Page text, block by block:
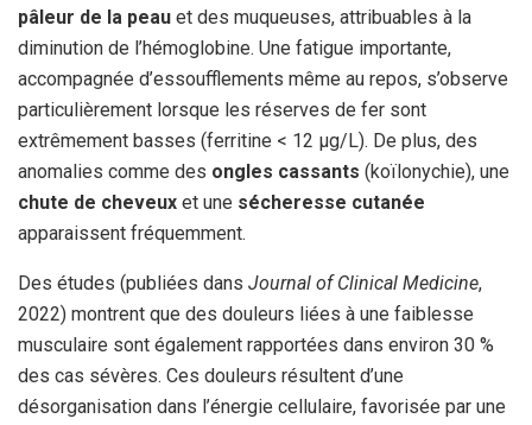
pâleur de la peau et des muqueuses, attribuables à la
diminution de l’hémoglobine. Une fatigue importante,
accompagnée d’essoufflements même au repos, s’observe
particulièrement lorsque les réserves de fer sont
extrêmement basses (ferritine < 12 µg/L). De plus, des
anomalies comme des ongles cassants (koïlonychie), une
chute de cheveux et une sécheresse cutanée
apparaissent fréquemment.
Des études (publiées dans Journal of Clinical Medicine,
2022) montrent que des douleurs liées à une faiblesse
musculaire sont également rapportées dans environ 30 %
des cas sévères. Ces douleurs résultent d’une
désorganisation dans l’énergie cellulaire, favorisée par une